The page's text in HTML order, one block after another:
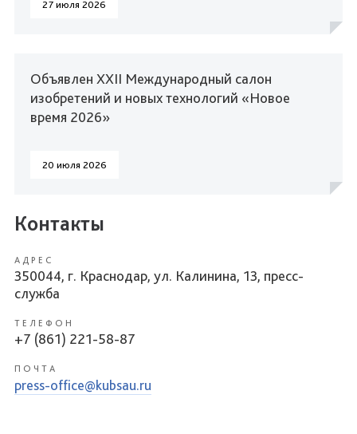
27 июля 2026
Объявлен XXII Международный салон
изобретений и новых технологий «Новое
время 2026»
20 июля 2026
Контакты
АДРЕС
350044, г. Краснодар, ул. Калинина, 13, пресс-
служба
ТЕЛЕФОН
+7 (861) 221-58-87
ПОЧТА
press-office@kubsau.ru